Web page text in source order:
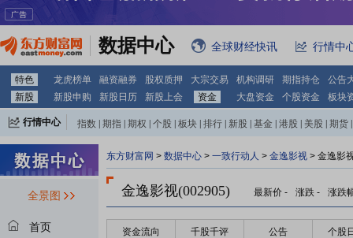
数据中心 全球财经快讯 行情中
特色 龙虎榜单 融资融券 股权质押 大宗交易 机构调研 期指持仓
公告
新股
新股申购 新股日历 新股上会 资金 大盘资金 个股资金 板块
行情中心 指数 期指 期权 个股 板块 排行 新股 基金 港股 美股 期货
全景图
首页
东方财富网 > 数据中心 > 一致行动人 > 金逸影视 > 金逸影
金逸影视(002905) 最新价 - 涨跌 - 涨跌
资金流向 千股千评 公告 个股